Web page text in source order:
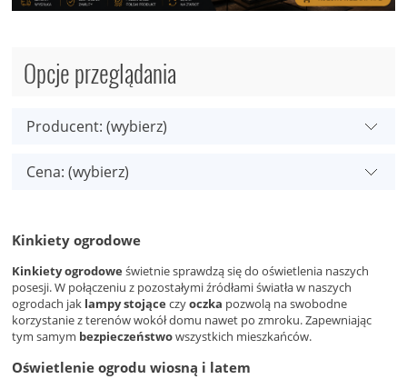
Opcje przeglądania
Producent: (wybierz)
Cena: (wybierz)
Kinkiety ogrodowe
Kinkiety ogrodowe świetnie sprawdzą się do oświetlenia naszych
posesji. W połączeniu z pozostałymi źródłami światła w naszych
ogrodach jak lampy stojące czyoczka pozwolą na swobodne
korzystanie z terenów wokół domu nawet po zmroku. Zapewniając
tym samym bezpieczeństwowszystkich mieszkańców.
Oświetlenie ogrodu wiosną i latem